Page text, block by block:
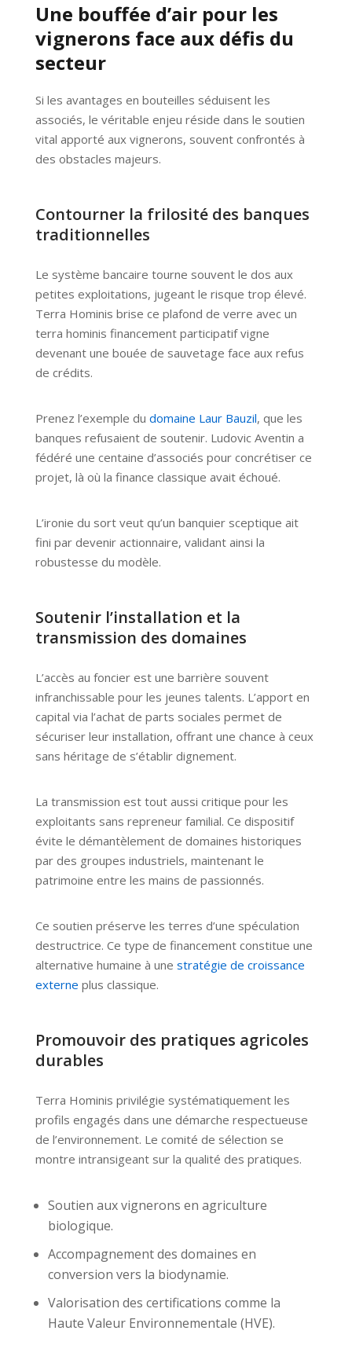
Une bouffée d’air pour les
vignerons face aux défis du
secteur
Si les avantages en bouteilles séduisent les
associés, le véritable enjeu réside dans le soutien
vital apporté aux vignerons, souvent confrontés à
des obstacles majeurs.
Contourner la frilosité des banques
traditionnelles
Le système bancaire tourne souvent le dos aux
petites exploitations, jugeant le risque trop élevé.
Terra Hominis brise ce plafond de verre avec un
terra hominis financement participatif vigne
devenant une bouée de sauvetage face aux refus
de crédits.
Prenez l’exemple du domaine Laur Bauzil, que les
banques refusaient de soutenir. Ludovic Aventin a
fédéré une centaine d’associés pour concrétiser ce
projet, là où la finance classique avait échoué.
L’ironie du sort veut qu’un banquier sceptique ait
fini par devenir actionnaire, validant ainsi la
robustesse du modèle.
Soutenir l’installation et la
transmission des domaines
L’accès au foncier est une barrière souvent
infranchissable pour les jeunes talents. L’apport en
capital via l’achat de parts sociales permet de
sécuriser leur installation, offrant une chance à ceux
sans héritage de s’établir dignement.
La transmission est tout aussi critique pour les
exploitants sans repreneur familial. Ce dispositif
évite le démantèlement de domaines historiques
par des groupes industriels, maintenant le
patrimoine entre les mains de passionnés.
Ce soutien préserve les terres d’une spéculation
destructrice. Ce type de financement constitue une
alternative humaine à une stratégie de croissance
externe plus classique.
Promouvoir des pratiques agricoles
durables
Terra Hominis privilégie systématiquement les
profils engagés dans une démarche respectueuse
de l’environnement. Le comité de sélection se
montre intransigeant sur la qualité des pratiques.
Soutien aux vignerons en agriculture
biologique.
Accompagnement des domaines en
conversion vers la biodynamie.
Valorisation des certifications comme la
Haute Valeur Environnementale (HVE).